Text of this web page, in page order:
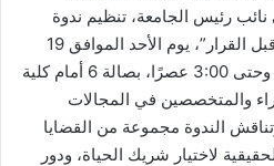
رئيس الجامعة، تنظيم ندوة
توعوية بعنوان “الزواج اختيار.. قبل القرار”، يوم الأحد الموافق 19
إبريل، من الساعة 12:00 ظهرًا وحتى 3:00 عصرًا، بصالة 6 أمام كلية
والمتخصصين في المجالات
وتناقش الندوة مجموعة من القضايا
لاختيار شريك الحياة، ودور